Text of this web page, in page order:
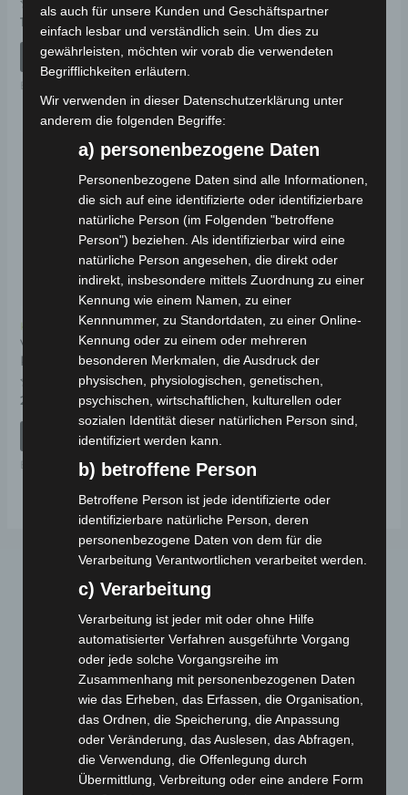
Bewertet
mit
0
19,00
IN DEN WARENKORB
Ersatzteile
Bewertet
mit
vonIN DEN WARENKORB
Kostenloser Versand
VT5
KENNZEICHENLEUCHTE
Bewertet
0
29,00
IN DEN WARENKORB
Ersatzteile
Webseite
Cashback-Aktion
Händler werden
als auch für unsere Kunden und Geschäftspartner
einfach lesbar und verständlich sein. Um dies zu
gewährleisten, möchten wir vorab die verwendeten
Begrifflichkeiten erläutern.
Wir verwenden in dieser Datenschutzerklärung unter
anderem die folgenden Begriffe:
a) personenbezogene Daten
Personenbezogene Daten sind alle Informationen,
die sich auf eine identifizierte oder identifizierbare
natürliche Person (im Folgenden "betroffene
Person") beziehen. Als identifizierbar wird eine
natürliche Person angesehen, die direkt oder
indirekt, insbesondere mittels Zuordnung zu einer
Kennung wie einem Namen, zu einer
Kennnummer, zu Standortdaten, zu einer Online-
Kennung oder zu einem oder mehreren
besonderen Merkmalen, die Ausdruck der
physischen, physiologischen, genetischen,
psychischen, wirtschaftlichen, kulturellen oder
sozialen Identität dieser natürlichen Person sind,
identifiziert werden kann.
b) betroffene Person
Betroffene Person ist jede identifizierte oder
identifizierbare natürliche Person, deren
personenbezogene Daten von dem für die
Verarbeitung Verantwortlichen verarbeitet werden.
c) Verarbeitung
Verarbeitung ist jeder mit oder ohne Hilfe
automatisierter Verfahren ausgeführte Vorgang
oder jede solche Vorgangsreihe im
Zusammenhang mit personenbezogenen Daten
wie das Erheben, das Erfassen, die Organisation,
das Ordnen, die Speicherung, die Anpassung
oder Veränderung, das Auslesen, das Abfragen,
die Verwendung, die Offenlegung durch
Übermittlung, Verbreitung oder eine andere Form